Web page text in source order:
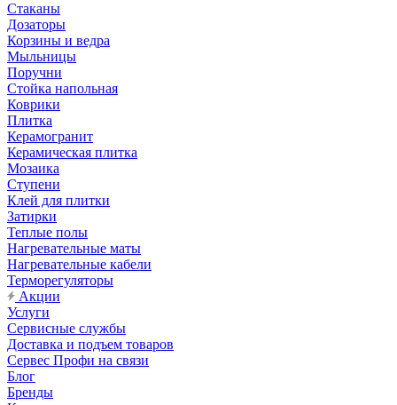
Стаканы
Дозаторы
Корзины и ведра
Мыльницы
Поручни
Стойка напольная
Коврики
Плитка
Керамогранит
Керамическая плитка
Мозаика
Ступени
Клей для плитки
Затирки
Теплые полы
Нагревательные маты
Нагревательные кабели
Терморегуляторы
Акции
Услуги
Сервисные службы
Доставка и подъем товаров
Сервес Профи на связи
Блог
Бренды